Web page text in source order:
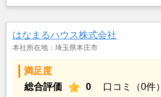
はなまるハウス株式会社
本社所在地：埼玉県本庄市
満足度
総合評価
0 口コミ（0件）